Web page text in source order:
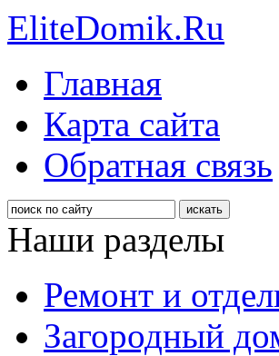
EliteDomik.Ru
Главная
Карта сайта
Обратная связь
Наши разделы
Ремонт и
Загородный